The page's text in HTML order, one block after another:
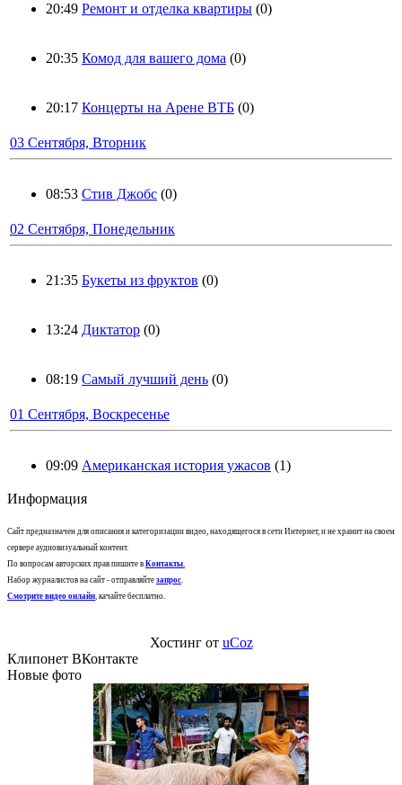
20:49 Ремонт и отделка квартиры (0)
20:35 Комод для вашего дома (0)
20:17 Концерты на Арене ВТБ (0)
03 Сентября, Вторник
08:53 Стив Джобс (0)
02 Сентября, Понедельник
21:35 Букеты из фруктов (0)
13:24 Диктатор (0)
08:19 Самый лучший день (0)
01 Сентября, Воскресенье
09:09 Американская история ужасов (1)
Информация
Сайт предназначен для описания и категоризации видео, находящегося в сети Интернет, и не хранит на своем
сервере аудиовизуальный контент.
По вопросам авторских прав пишите в Контакты.
Набор журналистов на сайт - отправляйте запрос.
Смотрите видео онлайн, качайте бесплатно.
Хостинг от uCoz
Клипонет ВКонтакте
Новые фото